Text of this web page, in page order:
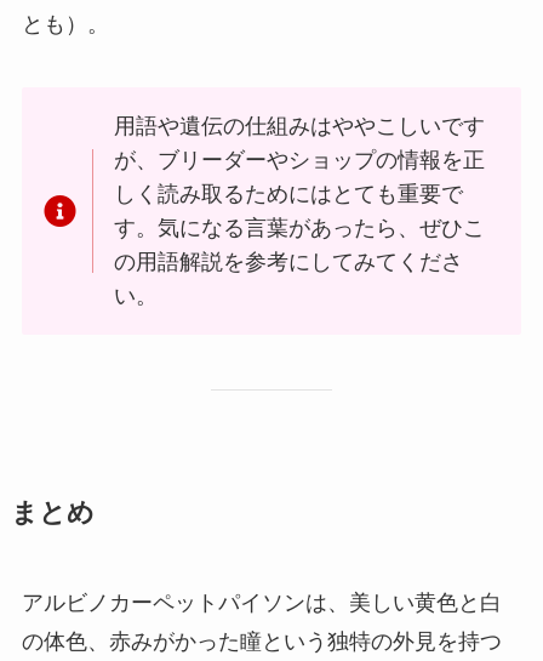
とも）。
用語や遺伝の仕組みはややこしいです
が、ブリーダーやショップの情報を正
しく読み取るためにはとても重要で
す。気になる言葉があったら、ぜひこ
の用語解説を参考にしてみてくださ
い。
まとめ
アルビノカーペットパイソンは、美しい黄色と白
の体色、赤みがかった瞳という独特の外見を持つ